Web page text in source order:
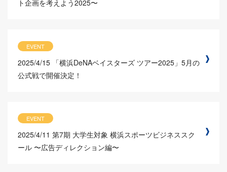
ト企画を考えよう2025〜
EVENT
2025/4/15 「横浜DeNAベイスターズ ツアー2025」5月の
公式戦で開催決定！
EVENT
2025/4/11 第7期 大学生対象 横浜スポーツビジネススク
ール 〜広告ディレクション編〜